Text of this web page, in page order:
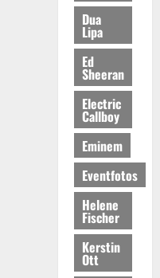
Dua
Lipa
Ed
Sheeran
Electric
Callboy
Eminem
Eventfotos
Helene
Fischer
Kerstin
Ott